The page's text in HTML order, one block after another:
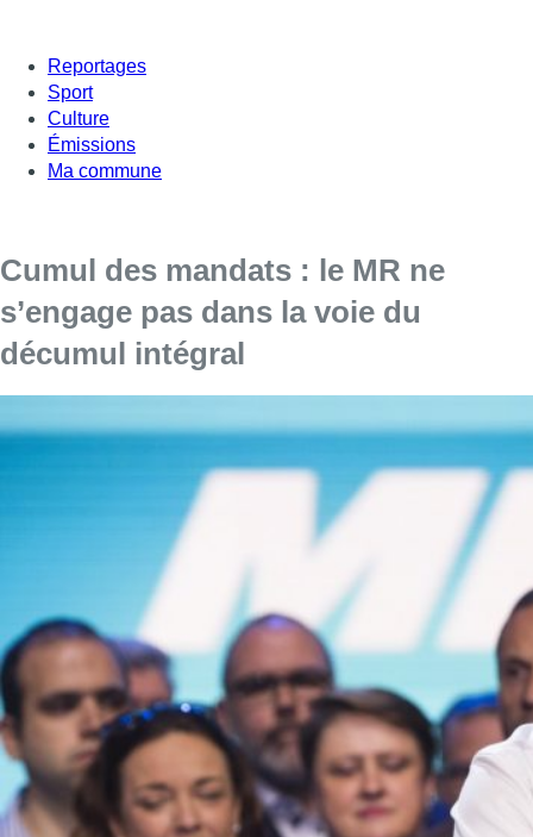
Reportages
Sport
Culture
Émissions
Ma commune
Cumul des mandats : le MR ne
s’engage pas dans la voie du
décumul intégral